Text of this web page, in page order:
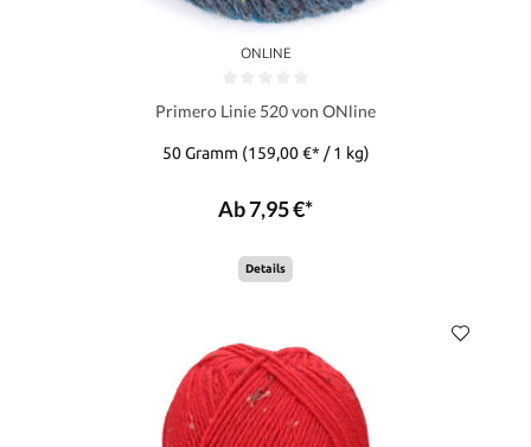
ONLINE
Primero Linie 520 von ONline
50 Gramm (159,00 €* / 1 kg)
Ab 7,95 €*
Details